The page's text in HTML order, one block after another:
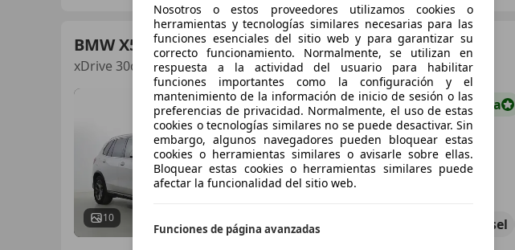
BMW X5
xDrive 30dA
10
€ 37.900 1 Súperoferta
06/2020 Diésel
Nosotros o estos proveedores utilizamos cookies o
herramientas y tecnologías similares necesarias para las
funciones esenciales del sitio web y para garantizar su
correcto funcionamiento. Normalmente, se utilizan en
respuesta a la actividad del usuario para habilitar
funciones importantes como la configuración y el
mantenimiento de la información de inicio de sesión o las
preferencias de privacidad. Normalmente, el uso de estas
cookies o tecnologías similares no se puede desactivar. Sin
embargo, algunos navegadores pueden bloquear estas
cookies o herramientas similares o avisarle sobre ellas.
Bloquear estas cookies o herramientas similares puede
afectar la funcionalidad del sitio web.
Funciones de página avanzadas